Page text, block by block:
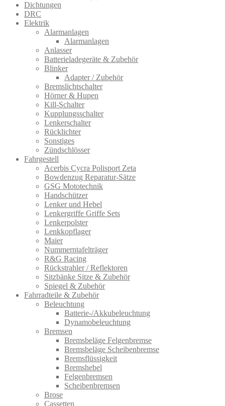
Dichtungen
DRC
Elektrik
Alarmanlagen
Alarmanlagen
Anlasser
Batterieladegeräte & Zubehör
Blinker
Adapter / Zubehör
Bremslichtschalter
Hörner & Hupen
Kill-Schalter
Kupplungsschalter
Lenkerschalter
Rücklichter
Sonstiges
Zündschlösser
Fahrgestell
Acerbis Cycra Polisport Zeta
Bowdenzug Reparatur-Sätze
GSG Mototechnik
Handschützer
Lenker und Hebel
Lenkergriffe Griffe Sets
Lenkerpolster
Lenkkopflager
Maier
Nummerntafelträger
R&G Racing
Rückstrahler / Reflektoren
Sitzbänke Sitze & Zubehör
Spiegel & Zubehör
Fahrradteile & Zubehör
Beleuchtung
Batterie-/Akkubeleuchtung
Dynamobeleuchtung
Bremsen
Bremsbeläge Felgenbremse
Bremsbeläge Scheibenbremse
Bremsflüssigkeit
Bremshebel
Felgenbremsen
Scheibenbremsen
Brose
Cassetten